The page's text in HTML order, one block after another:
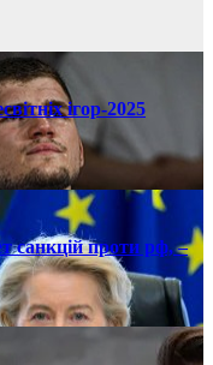
ігор-2025
санкцій проти рф, –